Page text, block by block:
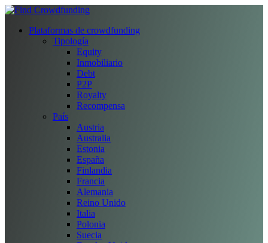
Plataformas de crowdfunding
Tipología
Equity
Inmobiliario
Debt
P2P
Royalty
Recompensa
País
Austria
Australia
Estonia
España
Finlandia
Francia
Alemania
Reino Unido
Italia
Polonia
Suecia